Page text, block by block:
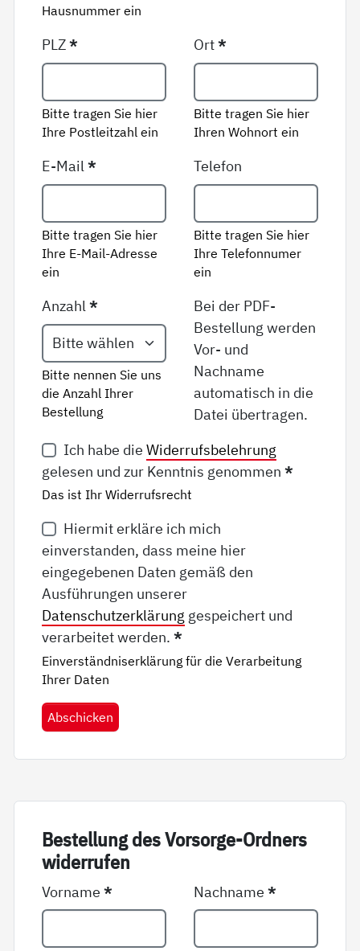
Hausnummer ein
PLZ*
Bitte tragen Sie hier
Ihre Postleitzahl ein
Ort*
Bitte tragen Sie hier
Ihren Wohnort ein
E-Mail*
Bitte tragen Sie hier
Ihre E-Mail-Adresse
ein
Telefon
Bitte tragen Sie hier
Ihre Telefonnumer
ein
Anzahl*
Bitte nennen Sie uns
die Anzahl Ihrer
Bestellung
Bei der PDF-
Bestellung werden
Vor- und
Nachname
automatisch in die
Datei übertragen.
Ich habe die Widerrufsbelehrung
gelesen und zur Kenntnis genommen*
Das ist Ihr Widerrufsrecht
Hiermit erkläre ich mich
einverstanden, dass meine hier
eingegebenen Daten gemäß den
Ausführungen unserer
Datenschutzerklärung gespeichert und
verarbeitet werden.*
Einverständniserklärung für die Verarbeitung
Ihrer Daten
Abschicken
Be­stel­lung des Vor­sor­ge-Ord­ners
wi­der­ru­fen
Vorname* Nachname*